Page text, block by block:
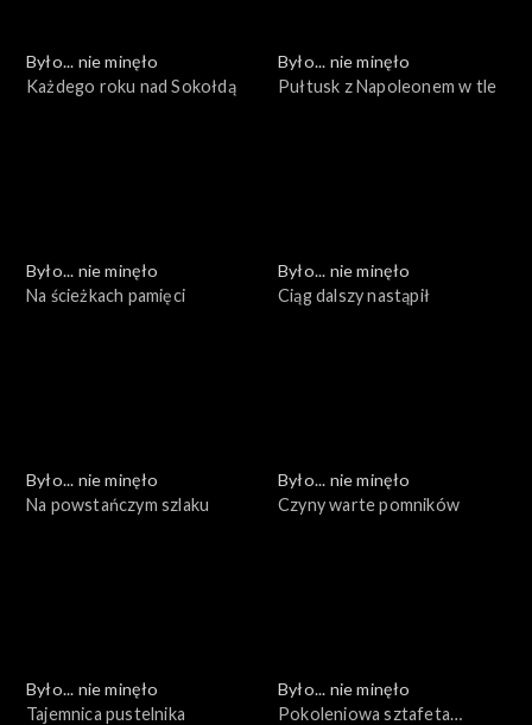
Było... nie minęło
Każdego roku nad Sokołdą
Było... nie minęło
Pułtusk z Napoleonem w tle
Było... nie minęło
Na ścieżkach pamięci
Było... nie minęło
Ciąg dalszy nastąpił
Było... nie minęło
Na powstańczym szlaku
Było... nie minęło
Czyny warte pomników
Było... nie minęło
Tajemnica pustelnika
Było... nie minęło
Pokoleniowa sztafeta